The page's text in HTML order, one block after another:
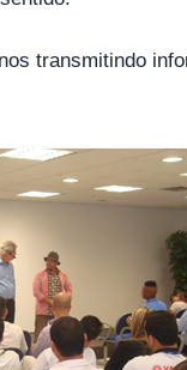
transmitindo